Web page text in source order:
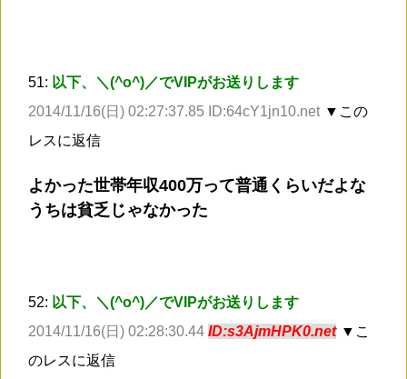
51: 以下、＼(^o^)／でVIPがお送りします
2014/11/16(日) 02:27:37.85 ID:64cY1jn10.net ▼この
レスに返信
よかった世帯年収400万って普通くらいだよな
うちは貧乏じゃなかった
52: 以下、＼(^o^)／でVIPがお送りします
2014/11/16(日) 02:28:30.44 ID:s3AjmHPK0.net ▼こ
のレスに返信